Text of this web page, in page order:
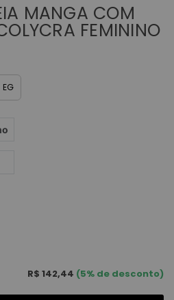
MANGA COM
FEMININO
EG
R$ 142,44 (5% de desconto)